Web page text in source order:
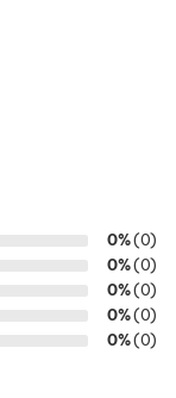
0%(0)
0%(0)
0%(0)
0%(0)
0%(0)